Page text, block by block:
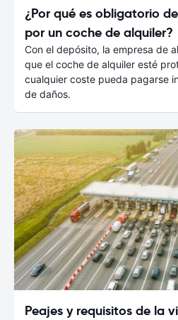
¿Por qué es obligatorio
por un coche de alquiler?
Con el depósito, la empresa de
que el coche de alquiler esté
cualquier coste pueda pagarse
de daños.
Peajes y requisitos de la